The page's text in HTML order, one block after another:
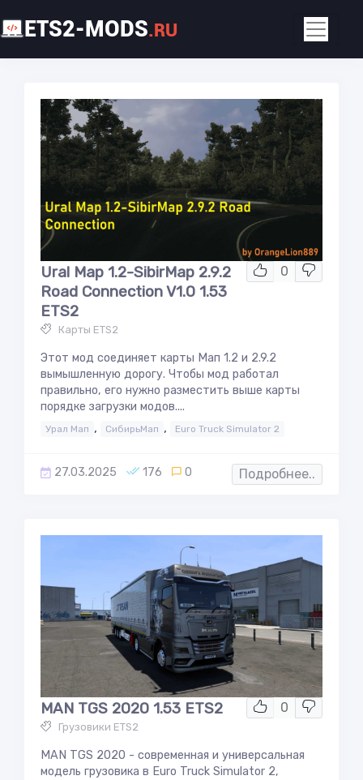
ETS2-MODS.RU
0
Ural Map 1.2-SibirMap 2.9.2
Road Connection V1.0 1.53
ETS2
Карты ETS2
Этот мод соединяет карты Мап 1.2 и 2.9.2
вымышленную дорогу. Чтобы мод работал
правильно, его нужно разместить выше карты
порядке загрузки модов....
Урал Мап , СибирьМап , Euro Truck Simulator 2
27.03.2025 176 0 Подробнее..
0
MAN TGS 2020 1.53 ETS2
Грузовики ETS2
MAN TGS 2020 - современная и универсальная
модель грузовика в Euro Truck Simulator 2,